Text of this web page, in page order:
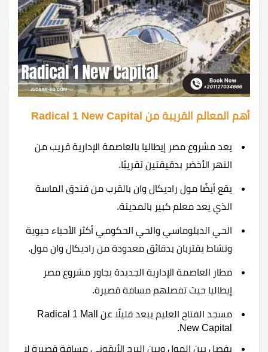
أهم المعالم القريبة من Radical 1 New Capital
يعد مشروع مصر إيطاليا بالعاصمة الإدارية قريب من
النهر الأخضر بدقيقتين تقريبًا.
يقع أيضًا مول راديكال وان بالقرب من فندق الماسة
الذي يعد معلم كبير بالمدينة.
الحي الدبلوماسي والحي الحكومي أكثر الأحياء حيوية
ونشاط يقتربان بدقائق معدودة من راديكال وان مول.
مطار العاصمة الإدارية الجديدة يجاور مشروع مصر
إيطاليا حيث تفصلهم مسافة قصيرة.
مسجد الفتاح العليم يبعد قليلًا عن Radical 1 Mall
New Capital.
يفصل بين المول وبين البرج الأيقوني مسافة قصيرة لا